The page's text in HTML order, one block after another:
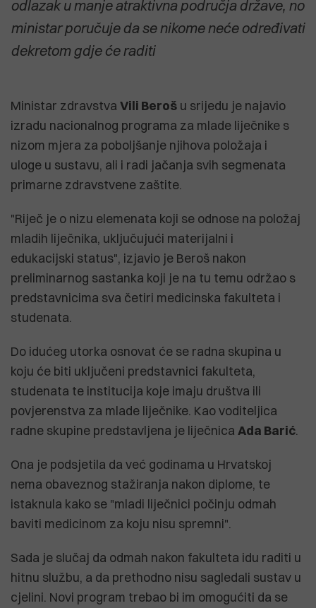
odlazak u manje atraktivna područja države, no
ministar poručuje da se nikome neće određivati
dekretom gdje će raditi
Ministar zdravstva Vili Beroš u srijedu je najavio
izradu nacionalnog programa za mlade liječnike s
nizom mjera za poboljšanje njihova položaja i
uloge u sustavu, ali i radi jačanja svih segmenata
primarne zdravstvene zaštite.
"Riječ je o nizu elemenata koji se odnose na položaj
mladih liječnika, uključujući materijalni i
edukacijski status", izjavio je Beroš nakon
preliminarnog sastanka koji je na tu temu održao s
predstavnicima sva četiri medicinska fakulteta i
studenata.
Do idućeg utorka osnovat će se radna skupina u
koju će biti uključeni predstavnici fakulteta,
studenata te institucija koje imaju društva ili
povjerenstva za mlade liječnike. Kao voditeljica
radne skupine predstavljena je liječnica Ada Barić.
Ona je podsjetila da već godinama u Hrvatskoj
nema obaveznog stažiranja nakon diplome, te
istaknula kako se "mladi liječnici počinju odmah
baviti medicinom za koju nisu spremni".
Sada je slučaj da odmah nakon fakulteta idu raditi u
hitnu službu, a da prethodno nisu sagledali sustav u
cjelini. Novi program trebao bi im omogućiti da se